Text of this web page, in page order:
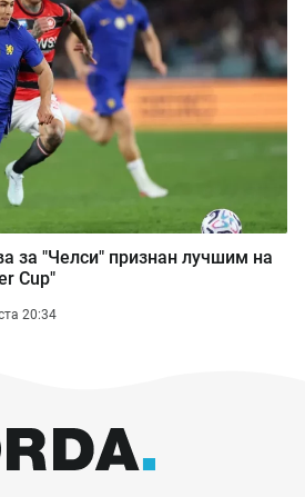
за "Челси" признан лучшим на
Cup"
20:34